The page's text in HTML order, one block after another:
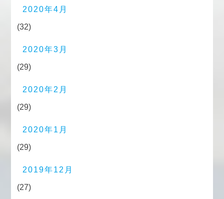
2020年4月
(32)
2020年3月
(29)
2020年2月
(29)
2020年1月
(29)
2019年12月
(27)